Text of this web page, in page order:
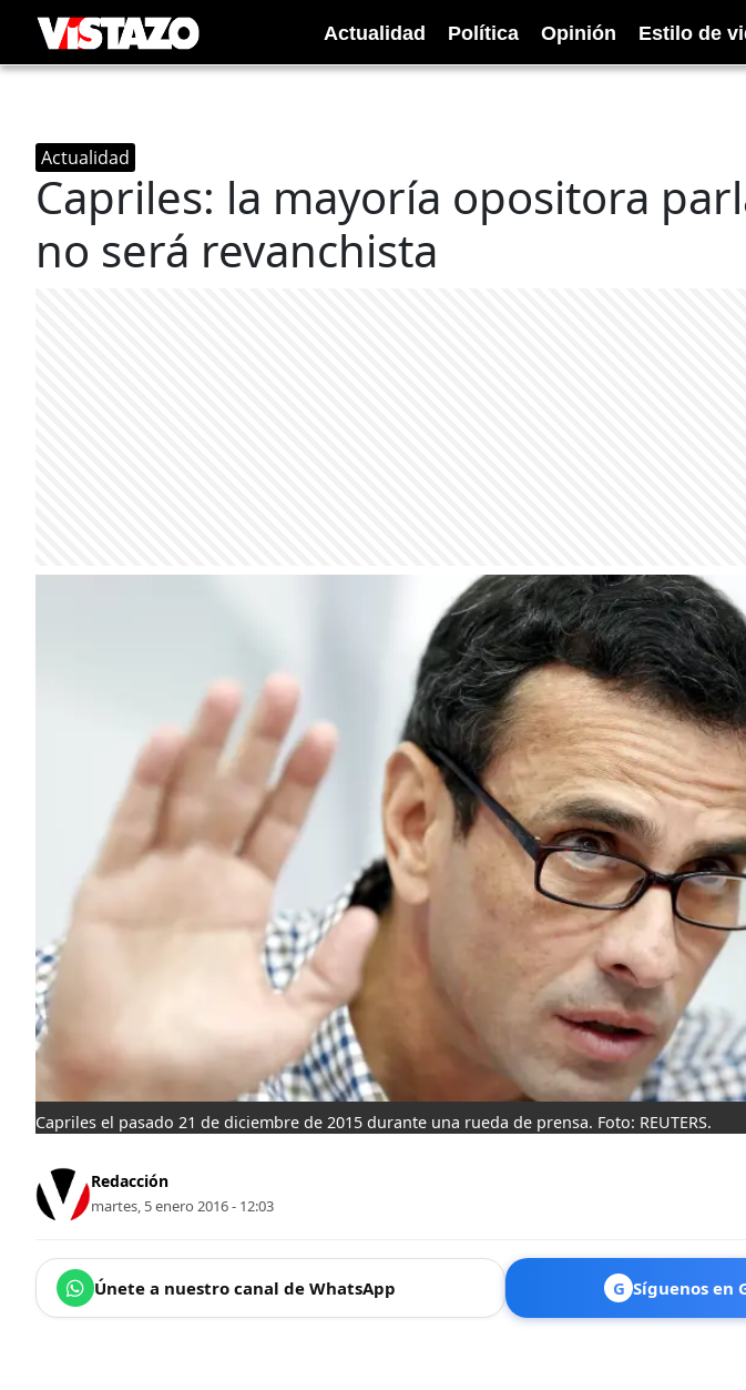
Actualidad Política Opinión Estilo de
Actualidad
Capriles: la mayoría opositora
no será revanchista
Capriles el pasado 21 de diciembre de 2015 durante una rueda de prensa. Foto: REUTERS.
Redacción
martes, 5 enero 2016 - 12:03
Únete a nuestro canal de WhatsApp G Síguenos en